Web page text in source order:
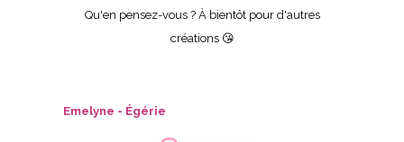
Qu'en pensez-vous ? À bientôt pour d'autres
créations 😘
Emelyne - Égérie